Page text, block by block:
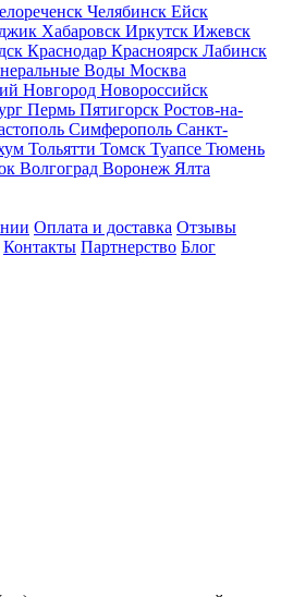
Челябинск Ейск
Хабаровск Иркутск Ижевск
Краснодар Красноярск Лабинск
Воды Москва
Новгород Новороссийск
Пермь Пятигорск Ростов-на-
Симферополь Санкт-
Тольятти Томск Туапсе Тюмень
Волгоград Воронеж Ялта
Оплата и доставка Отзывы
Контакты Партнерство Блог